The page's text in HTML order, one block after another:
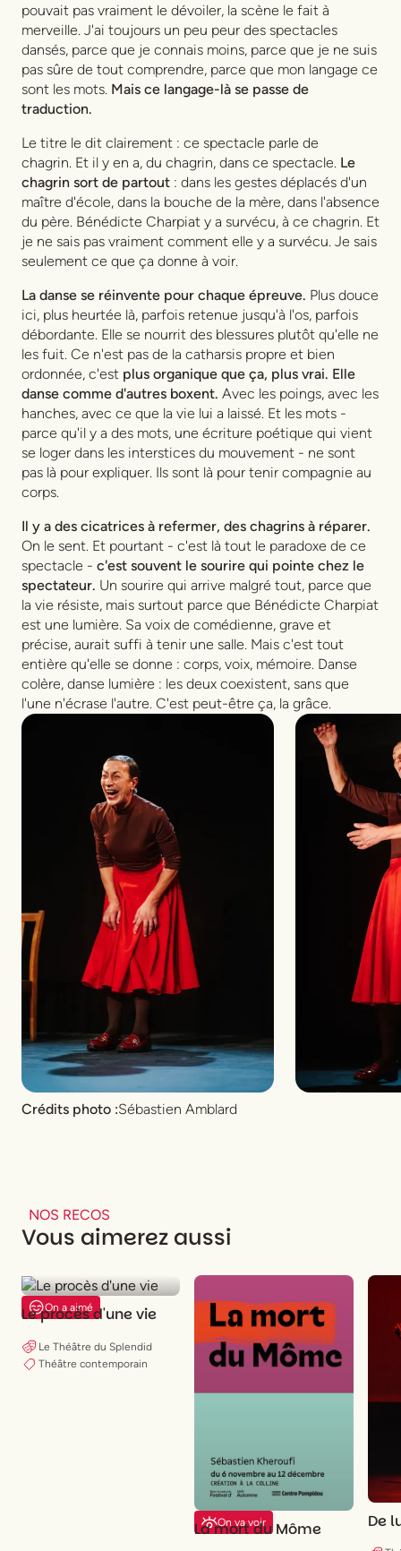
pouvait pas vraiment le dévoiler, la scène le fait à
merveille. J'ai toujours un peu peur des spectacles
dansés, parce que je connais moins, parce que je ne suis
pas sûre de tout comprendre, parce que mon langage ce
sont les mots. Mais ce langage-là se passe de
traduction.
Le titre le dit clairement : ce spectacle parle de
chagrin. Et il y en a, du chagrin, dans ce spectacle. Le
chagrin sort de partout : dans les gestes déplacés d'un
maître d'école, dans la bouche de la mère, dans l'absence
du père. Bénédicte Charpiat y a survécu, à ce chagrin. Et
je ne sais pas vraiment comment elle y a survécu. Je sais
seulement ce que ça donne à voir.
La danse se réinvente pour chaque épreuve. Plus douce
ici, plus heurtée là, parfois retenue jusqu'à l'os, parfois
débordante. Elle se nourrit des blessures plutôt qu'elle ne
les fuit. Ce n'est pas de la catharsis propre et bien
ordonnée, c'est plus organique que ça, plus vrai. Elle
danse comme d'autres boxent. Avec les poings, avec les
hanches, avec ce que la vie lui a laissé. Et les mots -
parce qu'il y a des mots, une écriture poétique qui vient
se loger dans les interstices du mouvement - ne sont
pas là pour expliquer. Ils sont là pour tenir compagnie au
corps.
Il y a des cicatrices à refermer, des chagrins à réparer.
On le sent. Et pourtant - c'est là tout le paradoxe de ce
spectacle - c'est souvent le sourire qui pointe chez le
spectateur. Un sourire qui arrive malgré tout, parce que
la vie résiste, mais surtout parce que Bénédicte Charpiat
est une lumière. Sa voix de comédienne, grave et
précise, aurait suffi à tenir une salle. Mais c'est tout
entière qu'elle se donne : corps, voix, mémoire. Danse
colère, danse lumière : les deux coexistent, sans que
l'une n'écrase l'autre. C'est peut-être ça, la grâce.
Crédits photo :Sébastien Amblard
NOS RECOS
Vous aimerez aussi
On a aimé
Le procès d'une vie
Le Théâtre du Splendid
Théâtre contemporain
On va voir
La mort du Môme De